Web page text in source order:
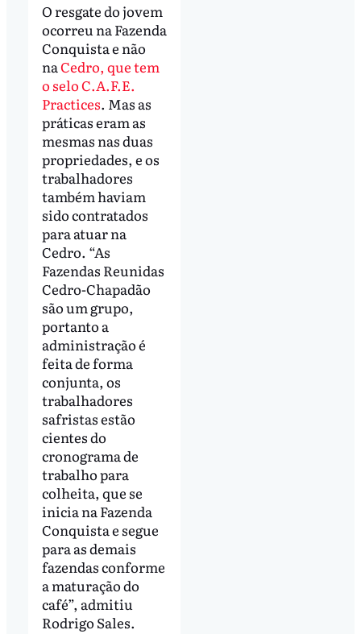
O resgate do jovem
ocorreu na Fazenda
Conquista e não
naCedro, que tem
o selo C.A.F.E.
Practices. Mas as
práticas eram as
mesmas nas duas
propriedades, e os
trabalhadores
também haviam
sido contratados
para atuar na
Cedro. “As
Fazendas Reunidas
Cedro-Chapadão
são um grupo,
portanto a
administração é
feita de forma
conjunta, os
trabalhadores
safristas estão
cientes do
cronograma de
trabalho para
colheita, que se
inicia na Fazenda
Conquista e segue
para as demais
fazendas conforme
a maturação do
café”, admitiu
Rodrigo Sales.